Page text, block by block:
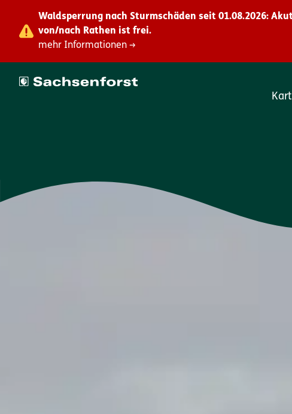
Waldsperrung nach Sturmschäden seit 01.08.2026:
von/nach Rathen ist frei.
mehr Informationen →